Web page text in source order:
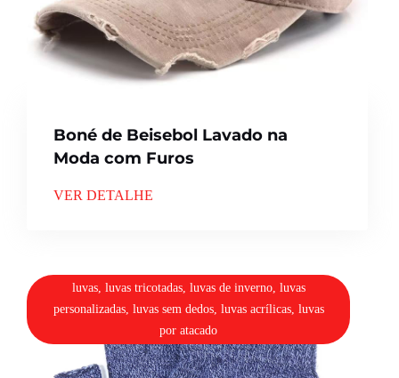
Boné de Beisebol Lavado na
Moda com Furos
VER DETALHE
luvas, luvas tricotadas, luvas de inverno, luvas
personalizadas, luvas sem dedos, luvas acrílicas, luvas
por atacado